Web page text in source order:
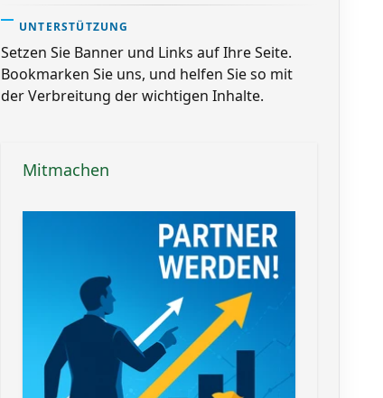
UNTERSTÜTZUNG
Setzen Sie Banner und Links auf Ihre Seite.
Bookmarken Sie uns, und helfen Sie so mit
der Verbreitung der wichtigen Inhalte.
Mitmachen